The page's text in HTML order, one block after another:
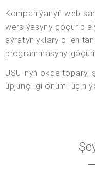
Kompaniýanyň web
wersiýasyny göçürip
aýratynlyklary bilen
programmasyny
USU-nyň ökde topary,
üpjünçiligi önümi üçin